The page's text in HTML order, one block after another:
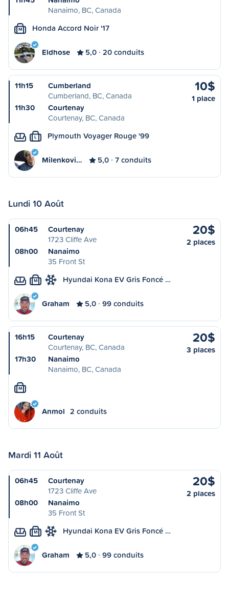
Nanaimo, BC, Canada
M Honda Accord Noir '17
Eldhose 5,0 20 conduits
11h15
Cumberland
Cumberland, BC, Canada
11h30
Courtenay
Courtenay, BC, Canada
10$
1 place
L Plymouth Voyager Rouge '99
Milenkovi… 5,0 7 conduits
Lundi 10 Août
06h45
Courtenay
1723 Cliffe Ave
08h00
Nanaimo
35 Front St
20$
2 places
M Hyundai Kona EV Gris Foncé …
Graham 5,0 99 conduits
16h15
Courtenay
Courtenay, BC, Canada
17h30
Nanaimo
Nanaimo, BC, Canada
20$
3 places
M
Anmol 2 conduits
Mardi 11 Août
06h45
Courtenay
1723 Cliffe Ave
08h00
Nanaimo
35 Front St
20$
2 places
M Hyundai Kona EV Gris Foncé …
Graham 5,0 99 conduits